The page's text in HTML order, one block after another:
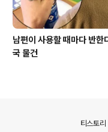
남편이 사용할 때마다 반한
국 물건
티스토리